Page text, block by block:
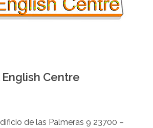
Centre
de las Palmeras 9 23700 –